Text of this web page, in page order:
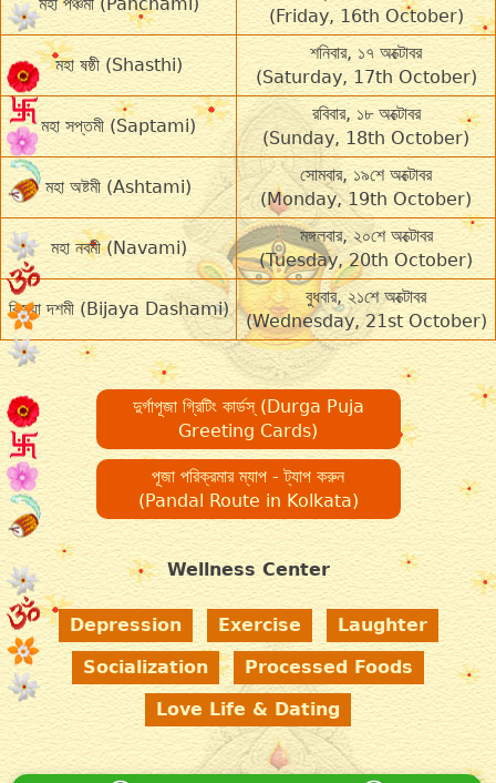
(Friday, 16th October)
মহা ষষ্ঠী (Shasthi)
শনিবার, ১৭ অক্টোবর
(Saturday, 17th October)
মহা সপ্তমী (Saptami)
রবিবার, ১৮ অক্টোবর
(Sunday, 18th October)
মহা অষ্টমী (Ashtami)
সোমবার, ১৯শে অক্টোবর
(Monday, 19th October)
মহা নবমী (Navami)
মঙ্গলবার, ২০শে অক্টোবর
(Tuesday, 20th October)
বিজয়া দশমী (Bijaya Dashami)
বুধবার, ২১শে অক্টোবর
(Wednesday, 21st October)
দুর্গাপূজা গ্রিটিং কার্ডস্ (Durga Puja
Greeting Cards)
পূজা পরিক্রমার ম্যাপ - ট্যাপ করুন
(Pandal Route in Kolkata)
Wellness Center
Depression Exercise
Laughter
Socialization
Processed Foods
Love Life & Dating